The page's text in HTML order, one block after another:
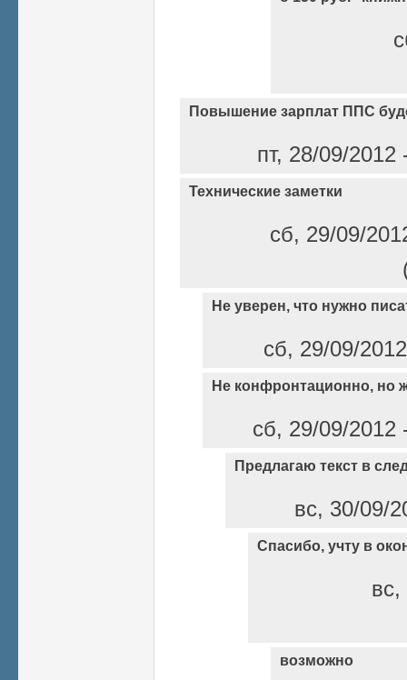
Повышение зарплат ППС
пт, 28/09/
Технические заметки
сб, 29/09/
Не уверен, что нужно
сб, 29/09/
Не конфронтационно, но
сб, 29/09/
Предлагаю текст в
вс, 30/09/
Спасибо, учту в
возможно